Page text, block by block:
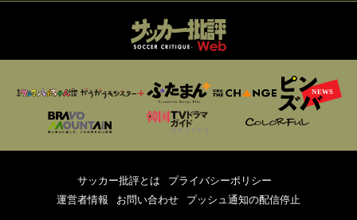
サッカー批評とは
プライバシーポリシー
運営者情報
お問い合わせ プッシュ通知の配信停止